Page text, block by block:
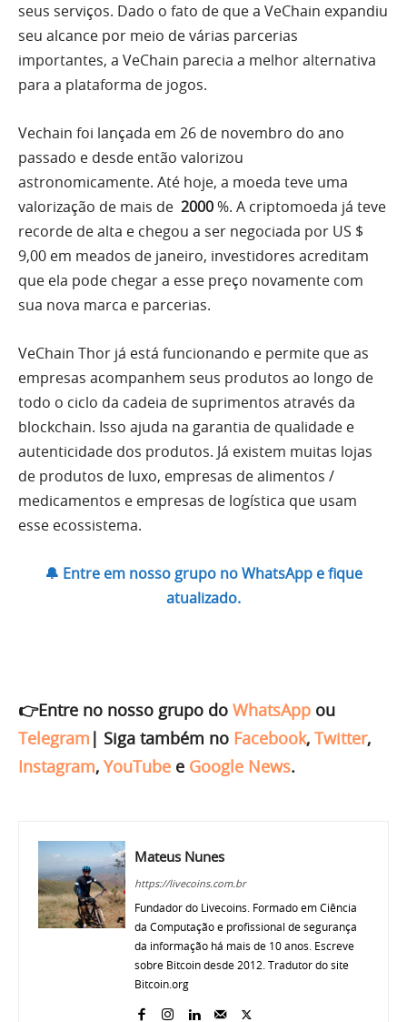
seus ​​serviços. Dado o fato de que a VeChain expandiu
seu alcance por meio de várias parcerias
importantes, a VeChain parecia a melhor alternativa
para a plataforma de jogos.
Vechain foi lançada em 26 de novembro do ano
passado e desde então valorizou
astronomicamente. Até hoje, a moeda teve uma
valorização de mais de 2000%. A criptomoeda já teve
recorde de alta e chegou a ser negociada por US $
9,00 em meados de janeiro, investidores acreditam
que ela pode chegar a esse preço novamente com
sua nova marca e parcerias.
VeChain Thor já está funcionando e permite que as
empresas acompanhem seus produtos ao longo de
todo o ciclo da cadeia de suprimentos através da
blockchain. Isso ajuda na garantia de qualidade e
autenticidade dos produtos. Já existem muitas lojas
de produtos de luxo, empresas de alimentos /
medicamentos e empresas de logística que usam
esse ecossistema.
🔔 Entre em nosso grupo no WhatsApp e fique
atualizado.
👉Entre no nosso grupo do WhatsApp ou
Telegram | Siga também no Facebook, Twitter,
Instagram, YouTube e Google News.
Mateus Nunes
https://livecoins.com.br
Fundador do Livecoins. Formado em Ciência
da Computação e profissional de segurança
da informação há mais de 10 anos. Escreve
sobre Bitcoin desde 2012. Tradutor do site
Bitcoin.org